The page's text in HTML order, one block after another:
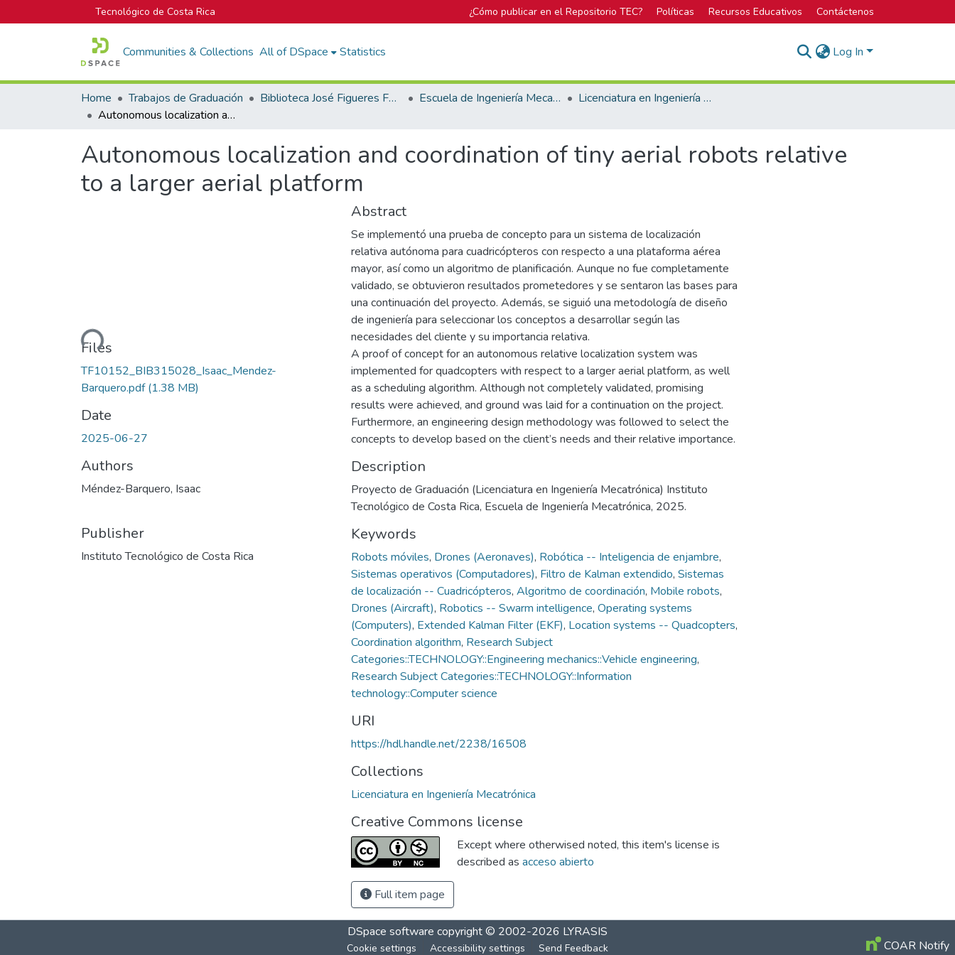
Tecnológico de Costa Rica ¿Cómo publicar en el Repositorio TEC? Políticas Recursos Educativos Contáctenos
Communities & Collections All of DSpace Statistics Log In
Home Trabajos de Graduación Biblioteca José Figueres Ferrer Escuela de Ingeniería Mecatrónica (antes era Área Académica de Ingeniería Mecatrónica)
Licenciatura en Ingeniería Mecatrónica
Autonomous localization and coordination of tiny aerial robots relative to a larger aerial platform
Autonomous localization and coordination of tiny aerial robots relative
to a larger aerial platform
Loading...
Files
TF10152_BIB315028_Isaac_Mendez-
Barquero.pdf(1.38 MB)
Date
2025-06-27
Authors
Méndez-Barquero, Isaac
Publisher
Instituto Tecnológico de Costa Rica
Abstract
Se implementó una prueba de concepto para un sistema de localización
relativa autónoma para cuadricópteros con respecto a una plataforma aérea
mayor, así como un algoritmo de planificación. Aunque no fue completamente
validado, se obtuvieron resultados prometedores y se sentaron las bases para
una continuación del proyecto. Además, se siguió una metodología de diseño
de ingeniería para seleccionar los conceptos a desarrollar según las
necesidades del cliente y su importancia relativa.
A proof of concept for an autonomous relative localization system was
implemented for quadcopters with respect to a larger aerial platform, as well
as a scheduling algorithm. Although not completely validated, promising
results were achieved, and ground was laid for a continuation on the project.
Furthermore, an engineering design methodology was followed to select the
concepts to develop based on the client’s needs and their relative importance.
Description
Proyecto de Graduación (Licenciatura en Ingeniería Mecatrónica) Instituto
Tecnológico de Costa Rica, Escuela de Ingeniería Mecatrónica, 2025.
Keywords
Robots móviles, Drones (Aeronaves), Robótica -- Inteligencia de enjambre,
Sistemas operativos (Computadores), Filtro de Kalman extendido, Sistemas
de localización -- Cuadricópteros, Algoritmo de coordinación, Mobile robots,
Drones (Aircraft), Robotics -- Swarm intelligence, Operating systems
(Computers), Extended Kalman Filter (EKF), Location systems -- Quadcopters,
Coordination algorithm, Research Subject
Categories::TECHNOLOGY::Engineering mechanics::Vehicle engineering,
Research Subject Categories::TECHNOLOGY::Information
technology::Computer science
URI
https://hdl.handle.net/2238/16508
Collections
Licenciatura en Ingeniería Mecatrónica
Creative Commons license
Except where otherwised noted, this item's license is
described as acceso abierto
Full item page
DSpace software copyright © 2002-2026 LYRASIS
Cookie settings Accessibility settings Send Feedback COAR Notify